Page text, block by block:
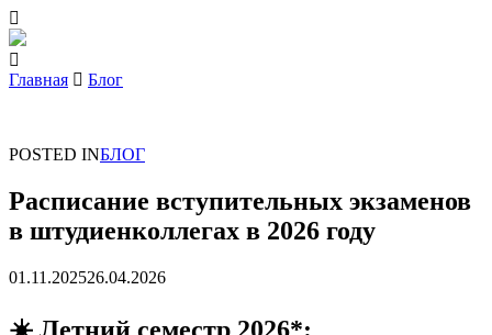
Главная Блог
POSTED INБЛОГ
Расписание вступительных экзаменов
в штудиенколлегах в 2026 году
01.11.202526.04.2026
☀️ Летний семестр 2026*: